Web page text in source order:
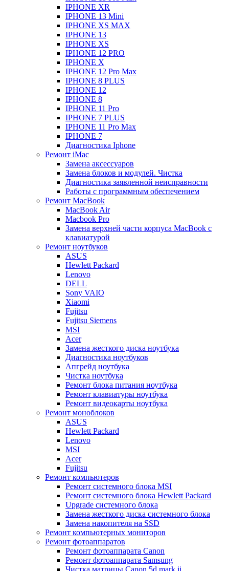
IPHONE XR
IPHONE 13 Mini
IPHONE XS MAX
IPHONE 13
IPHONE XS
IPHONE 12 PRO
IPHONE X
IPHONE 12 Pro Max
IPHONE 8 PLUS
IPHONE 12
IPHONE 8
IPHONE 11 Pro
IPHONE 7 PLUS
IPHONE 11 Pro Max
IPHONE 7
Диагностика Iphone
Ремонт iMac
Замена аксессуаров
Замена блоков и модулей. Чистка
Диагностика заявленной неисправности
Работы с программным обеспечением
Ремонт MacBook
MacBook Air
Macbook Pro
Замена верхней части корпуса MacBook с
клавиатурой
Ремонт ноутбуков
ASUS
Hewlett Packard
Lenovo
DELL
Sony VAIO
Xiaomi
Fujitsu
Fujitsu Siemens
MSI
Acer
Замена жесткого диска ноутбука
Диагностика ноутбуков
Апгрейд ноутбука
Чистка ноутбука
Ремонт блока питания ноутбука
Ремонт клавиатуры ноутбука
Ремонт видеокарты ноутбука
Ремонт моноблоков
ASUS
Hewlett Packard
Lenovo
MSI
Acer
Fujitsu
Ремонт компьютеров
Ремонт системного блока MSI
Ремонт системного блока Hewlett Packard
Upgrade системного блока
Замена жесткого диска системного блока
Замена накопителя на SSD
Ремонт компьютерных мониторов
Ремонт фотоаппаратов
Ремонт фотоаппарата Canon
Ремонт фотоаппарата Samsung
Чистка матрицы Canon 5d mark ii